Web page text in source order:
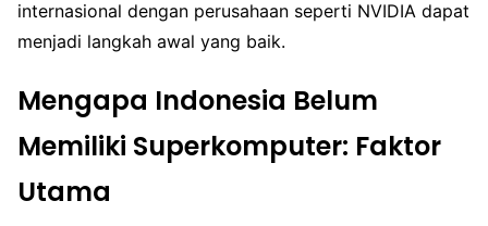
internasional dengan perusahaan seperti NVIDIA dapat
menjadi langkah awal yang baik.
Mengapa Indonesia Belum
Memiliki Superkomputer: Faktor
Utama